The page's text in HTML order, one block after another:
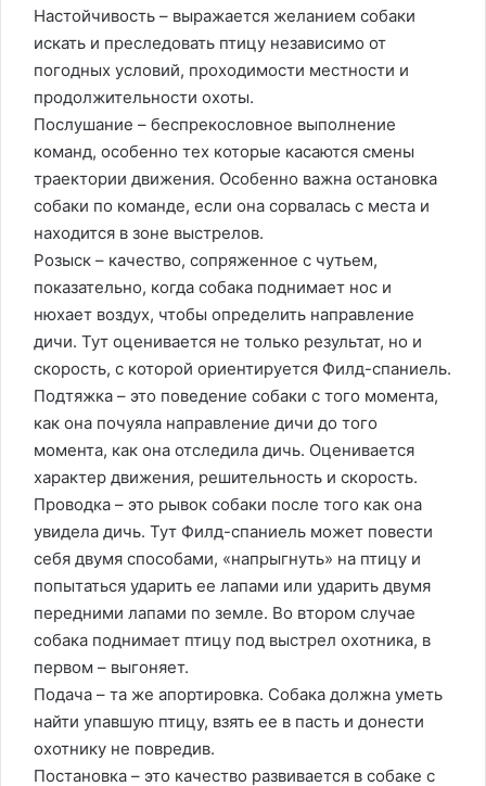
Настойчивость – выражается желанием собаки
искать и преследовать птицу независимо от
погодных условий, проходимости местности и
продолжительности охоты.
Послушание – беспрекословное выполнение
команд, особенно тех которые касаются смены
траектории движения. Особенно важна остановка
собаки по команде, если она сорвалась с места и
находится в зоне выстрелов.
Розыск – качество, сопряженное с чутьем,
показательно, когда собака поднимает нос и
нюхает воздух, чтобы определить направление
дичи. Тут оценивается не только результат, но и
скорость, с которой ориентируется Филд-спаниель.
Подтяжка – это поведение собаки с того момента,
как она почуяла направление дичи до того
момента, как она отследила дичь. Оценивается
характер движения, решительность и скорость.
Проводка – это рывок собаки после того как она
увидела дичь. Тут Филд-спаниель может повести
себя двумя способами, «напрыгнуть» на птицу и
попытаться ударить ее лапами или ударить двумя
передними лапами по земле. Во втором случае
собака поднимает птицу под выстрел охотника, в
первом – выгоняет.
Подача – та же апортировка. Собака должна уметь
найти упавшую птицу, взять ее в пасть и донести
охотнику не повредив.
Постановка – это качество развивается в собаке с